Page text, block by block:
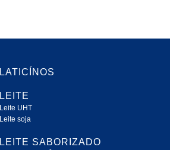
LATICÍNOS
LEITE
Leite UHT
Leite soja
LEITE SABORIZADO